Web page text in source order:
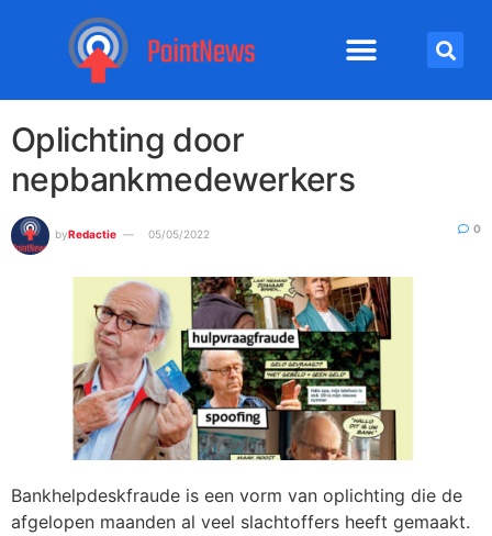
Oplichting door
nepbankmedewerkers
byRedactie 05/05/2022 0
Bankhelpdeskfraude is een vorm van oplichting die de
afgelopen maanden al veel slachtoffers heeft gemaakt.